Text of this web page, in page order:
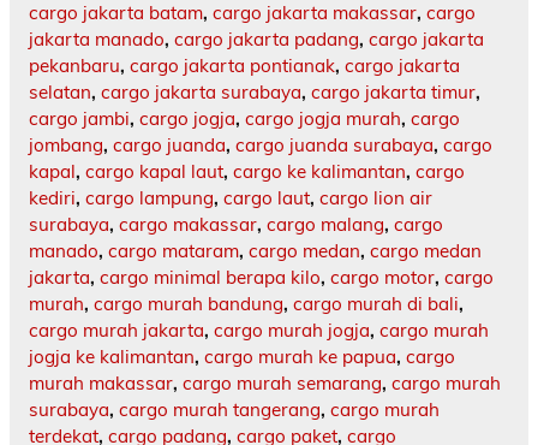
cargo jakarta batam, cargo jakarta makassar, cargo
jakarta manado, cargo jakarta padang, cargo jakarta
pekanbaru, cargo jakarta pontianak, cargo jakarta
selatan, cargo jakarta surabaya, cargo jakarta timur,
cargo jambi, cargo jogja, cargo jogja murah, cargo
jombang, cargo juanda, cargo juanda surabaya, cargo
kapal, cargo kapal laut, cargo ke kalimantan, cargo
kediri, cargo lampung, cargo laut, cargo lion air
surabaya, cargo makassar, cargo malang, cargo
manado, cargo mataram, cargo medan, cargo medan
jakarta, cargo minimal berapa kilo, cargo motor, cargo
murah, cargo murah bandung, cargo murah di bali,
cargo murah jakarta, cargo murah jogja, cargo murah
jogja ke kalimantan, cargo murah ke papua, cargo
murah makassar, cargo murah semarang, cargo murah
surabaya, cargo murah tangerang, cargo murah
terdekat, cargo padang, cargo paket, cargo